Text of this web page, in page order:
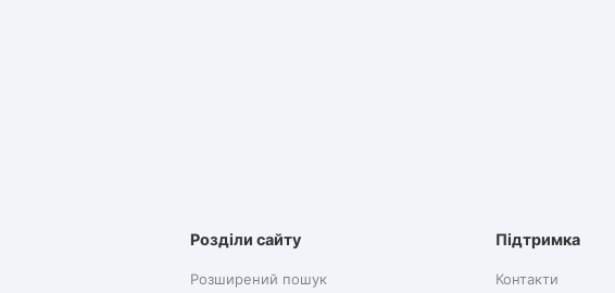
Розділи сайту
Розширений пошук
Підтримка
Контакти